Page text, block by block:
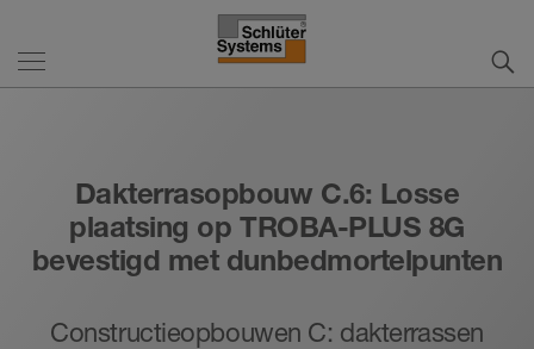
Dakterrasopbouw C.6: Losse
plaatsing op TROBA-PLUS 8G
bevestigd met dunbedmortelpunten
Constructieopbouwen C: dakterrassen